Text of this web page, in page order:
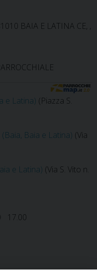
BAIA E LATINA CE, ,
e Latina) (Piazza S.
Baia e Latina) (Via
e Latina) (Via S. Vito n.
17.00